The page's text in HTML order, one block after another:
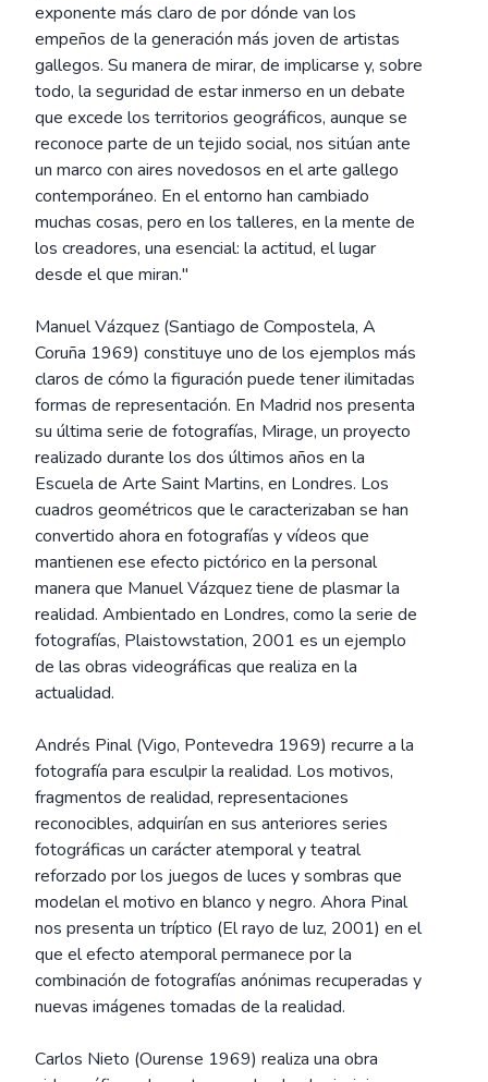
exponente más claro de por dónde van los
empeños de la generación más joven de artistas
gallegos. Su manera de mirar, de implicarse y, sobre
todo, la seguridad de estar inmerso en un debate
que excede los territorios geográficos, aunque se
reconoce parte de un tejido social, nos sitúan ante
un marco con aires novedosos en el arte gallego
contemporáneo. En el entorno han cambiado
muchas cosas, pero en los talleres, en la mente de
los creadores, una esencial: la actitud, el lugar
desde el que miran."
Manuel Vázquez (Santiago de Compostela, A
Coruña 1969) constituye uno de los ejemplos más
claros de cómo la figuración puede tener ilimitadas
formas de representación. En Madrid nos presenta
su última serie de fotografías, Mirage, un proyecto
realizado durante los dos últimos años en la
Escuela de Arte Saint Martins, en Londres. Los
cuadros geométricos que le caracterizaban se han
convertido ahora en fotografías y vídeos que
mantienen ese efecto pictórico en la personal
manera que Manuel Vázquez tiene de plasmar la
realidad. Ambientado en Londres, como la serie de
fotografías, Plaistowstation, 2001 es un ejemplo
de las obras videográficas que realiza en la
actualidad.
Andrés Pinal (Vigo, Pontevedra 1969) recurre a la
fotografía para esculpir la realidad. Los motivos,
fragmentos de realidad, representaciones
reconocibles, adquirían en sus anteriores series
fotográficas un carácter atemporal y teatral
reforzado por los juegos de luces y sombras que
modelan el motivo en blanco y negro. Ahora Pinal
nos presenta un tríptico (El rayo de luz, 2001) en el
que el efecto atemporal permanece por la
combinación de fotografías anónimas recuperadas y
nuevas imágenes tomadas de la realidad.
Carlos Nieto (Ourense 1969) realiza una obra